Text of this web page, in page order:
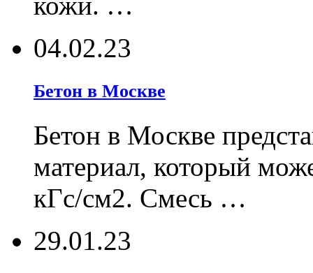
04.02.23
Бетон в Москве
Бетон в Москве
материал, который
кГс/см2. Смесь …
29.01.23